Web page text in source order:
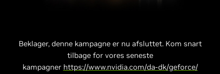
Beklager, denne kampagne er nu afsluttet. Kom snart
tilbage for vores seneste
kampagner https://www.nvidia.com/da-dk/geforce/